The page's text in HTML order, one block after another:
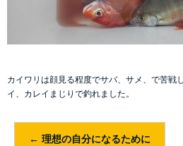
カイワリは顔見る程度でサバ、サメ、で苦戦
イ、カレイまじりで釣れました。
← 理想の自分になるために